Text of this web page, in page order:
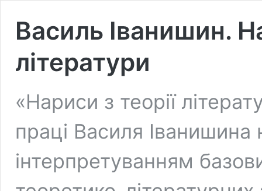
Василь Іванишин.
літератури
«Нариси з теорії
праці Василя Іванишина
інтерпретуванням